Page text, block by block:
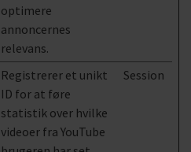
optimere
annoncernes
relevans.
Registrerer et unikt
ID for at føre
statistik over hvilke
videoer fra YouTube
Session